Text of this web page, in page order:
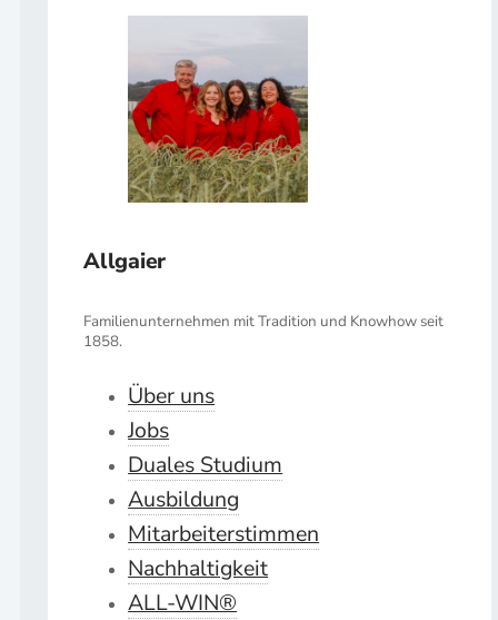
Allgaier
Familienunternehmen mit Tradition und Knowhow seit
1858.
Über uns
Jobs
Duales Studium
Ausbildung
Mitarbeiterstimmen
Nachhaltigkeit
ALL-WIN®